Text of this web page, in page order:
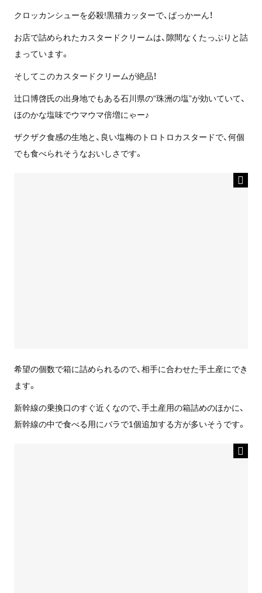
クロッカンシューを必殺!黒猫カッターで、ぱっかーん！
お店で詰められたカスタードクリームは、隙間なくたっぷりと詰
まっています。
そしてこのカスタードクリームが絶品！
辻口博啓氏の出身地でもある石川県の“珠洲の塩”が効いていて、
ほのかな塩味でウマウマ倍増にゃー♪
ザクザク食感の生地と、良い塩梅のトロトロカスタードで、何個
でも食べられそうなおいしさです。
希望の個数で箱に詰められるので、相手に合わせた手土産にでき
ます。
新幹線の乗換口のすぐ近くなので、手土産用の箱詰めのほかに、
新幹線の中で食べる用にバラで1個追加する方が多いそうです。